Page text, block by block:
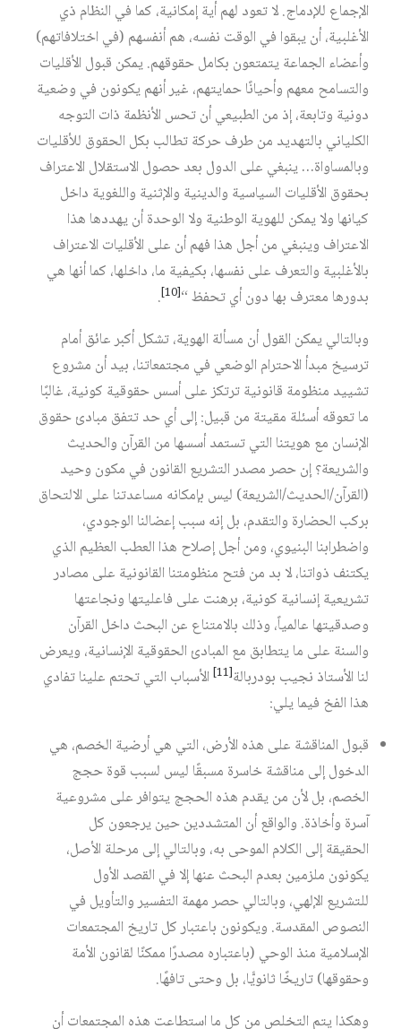
الإجماع للإدماج. لا تعود لهم أية إمكانية، كما في النظام ذي
الأغلبية، أن يبقوا في الوقت نفسه، هم أنفسهم (في اختلافاتهم)
وأعضاء الجماعة يتمتعون بكامل حقوقهم. يمكن قبول الأقليات
والتسامح معهم وأحيانًا حمايتهم، غير أنهم يكونون في وضعية
دونية وتابعة، إذ من الطبيعي أن تحس الأنظمة ذات التوجه
الكلياني بالتهديد من طرف حركة تطالب بكل الحقوق للأقليات
وبالمساواة… ينبغي على الدول بعد حصول الاستقلال الاعتراف
بحقوق الأقليات السياسية والدينية والإثنية واللغوية داخل
كيانها ولا يمكن للهوية الوطنية ولا الوحدة أن يهددها هذا
الاعتراف وينبغي من أجل هذا فهم أن على الأقليات الاعتراف
بالأغلبية والتعرف على نفسها، بكيفية ما، داخلها، كما أنها هي
بدورها معترف بها دون أي تحفظ “[10]
.
وبالتالي يمكن القول أن مسألة الهوية، تشكل أكبر عائق أمام
ترسيخ مبدأ الاحترام الوضعي في مجتمعاتنا، بيد أن مشروع
تشييد منظومة قانونية ترتكز على أسس حقوقية كونية، غالبًا
ما تعوقه أسئلة مقيتة من قبيل: إلى أي حد تتفق مبادئ حقوق
الإنسان مع هويتنا التي تستمد أسسها من القرآن والحديث
والشريعة؟ إن حصر مصدر التشريع القانون في مكون وحيد
(القرآن/الحديث/الشريعة) ليس بإمكانه مساعدتنا على الالتحاق
بركب الحضارة والتقدم، بل إنه سبب إعضالنا الوجودي،
واضطرابنا البنيوي، ومن أجل إصلاح هذا العطب العظيم الذي
يكتنف ذواتنا، لا بد من فتح منظومتنا القانونية على مصادر
تشريعية إنسانية كونية، برهنت على فاعليتها ونجاعتها
وصدقيتها عالمياً، وذلك بالامتناع عن البحث داخل القرآن
والسنة على ما يتطابق مع المبادئ الحقوقية الإنسانية، ويعرض
لنا الأستاذ نجيب بودربالة[11]
الأسباب التي تحتم علينا تفادي
هذا الفخ فيما يلي:
قبول المناقشة على هذه الأرض، التي هي أرضية الخصم، هي
الدخول إلى مناقشة خاسرة مسبقًا ليس لسبب قوة حجج
الخصم، بل لأن من يقدم هذه الحجج يتوافر على مشروعية
آسرة وأخاذة. والواقع أن المتشددين حين يرجعون كل
الحقيقة إلى الكلام الموحى به، وبالتالي إلى مرحلة الأصل،
يكونون ملزمين بعدم البحث عنها إلا في القصد الأول
للتشريع الإلهي، وبالتالي حصر مهمة التفسير والتأويل في
النصوص المقدسة. ويكونون باعتبار كل تاريخ المجتمعات
الإسلامية منذ الوحي (باعتباره مصدرًا ممكنًا لقانون الأمة
وحقوقها) تاريخًا ثانويًّا، بل وحتى تافهًا.
وهكذا يتم التخلص من كل ما استطاعت هذه المجتمعات أن